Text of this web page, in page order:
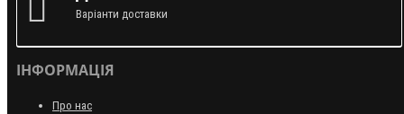
Варіанти доставки
ІНФОРМАЦІЯ
Про нас